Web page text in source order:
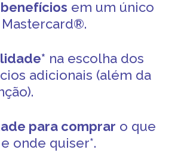
em um único
na escolha dos
adicionais (além da
para comprar o que
onde quiser*.